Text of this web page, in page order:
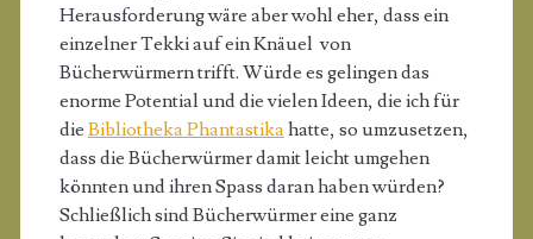
Herausforderung wäre aber wohl eher, dass ein
einzelner Tekki auf ein Knäuel von
Bücherwürmern trifft. Würde es gelingen das
enorme Potential und die vielen Ideen, die ich für
die Bibliotheka Phantastikahatte, so umzusetzen,
dass die Bücherwürmer damit leicht umgehen
könnten und ihren Spass daran haben würden?
Schließlich sind Bücherwürmer eine ganz